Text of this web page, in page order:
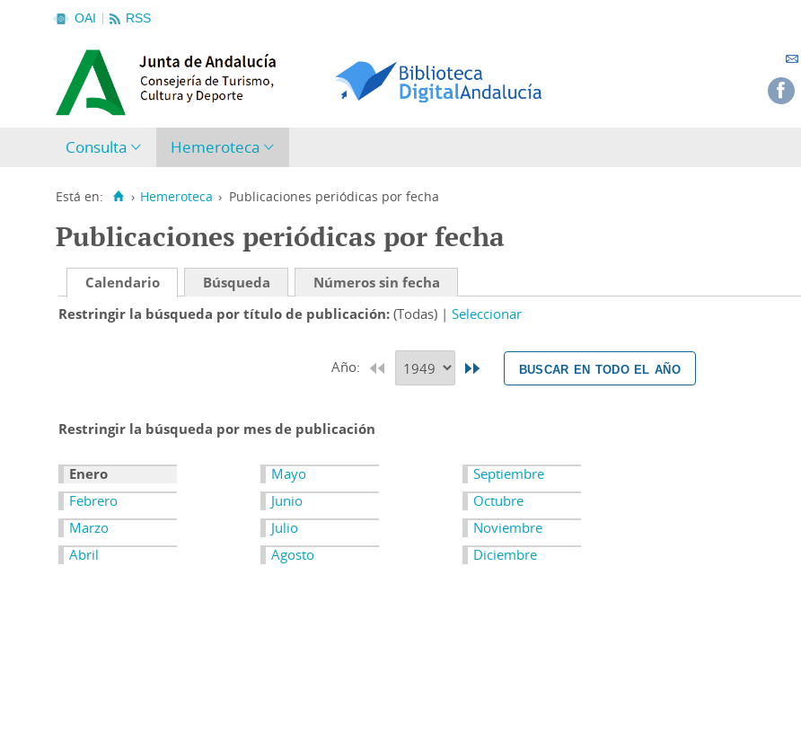
OAI RSS
Consulta Hemeroteca
Está en: › Hemeroteca › Publicaciones periódicas por fecha
Publicaciones periódicas por fecha
Calendario Búsqueda
Números sin fecha
Restringir la búsqueda por título de publicación (Todas) Seleccionar
Año: buscar en todo el año
Restringir la búsqueda por mes de publicación
Enero
Febrero
Marzo
Abril
Mayo
Junio
Julio
Agosto
Septiembre
Octubre
Noviembre
Diciembre